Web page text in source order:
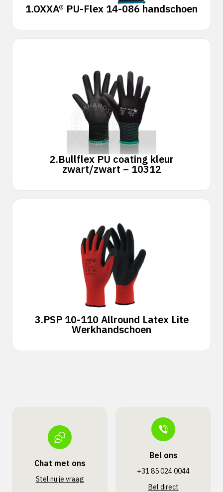
1.OXXA® PU-Flex 14-086 handschoen
2.Bullflex PU coating kleur
zwart/zwart – 10312
3.PSP 10-110 Allround Latex Lite
Werkhandschoen
Chat met ons
Stel nu je vraag
Bel ons
+31 85 024 0044
Bel direct